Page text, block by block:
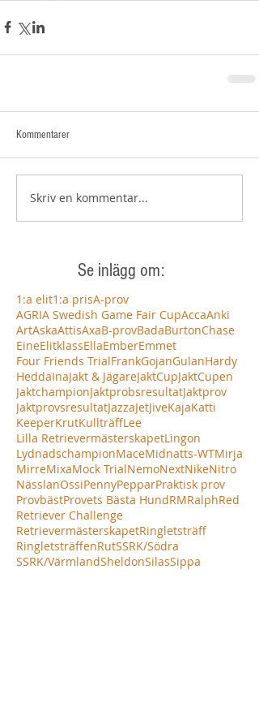
Kommentarer
Skriv en kommentar...
Se inlägg om:
1:a elit1:a prisA-prov
AGRIA Swedish Game Fair CupAccaAnki
ArtAskaAttisAxaB-provBadaBurtonChase
EineElitklassEllaEmberEmmet
Four Friends TrialFrankGojanGulanHardy
HeddaInaJakt & JägareJaktCupJaktCupen
JaktchampionJaktprobsresultatJaktprov
JaktprovsresultatJazzaJetJiveKajaKatti
KeeperKrutKullträffLee
Lilla RetrievermästerskapetLingon
LydnadschampionMaceMidnatts-WTMirja
MirreMixaMock TrialNemoNextNikeNitro
NässlanOssiPennyPepparPraktisk prov
ProvbästProvets Bästa HundRMRalphRed
Retriever Challenge
RetrievermästerskapetRingletsträff
RingletsträffenRutSSRK/Södra
SSRK/VärmlandSheldonSilasSippa